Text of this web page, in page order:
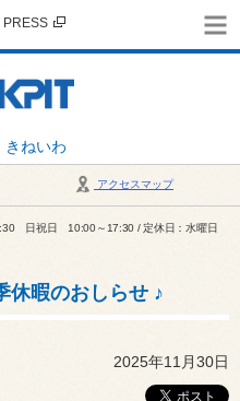
きねいわ
PRESS
アクセスマップ
日祝日 10:00～17:30 / 定休日：水曜日
休暇のおしらせ ♪
2025年11月30日